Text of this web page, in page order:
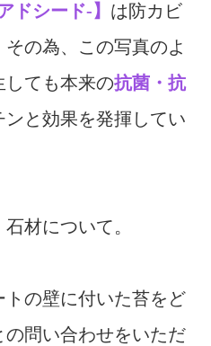
ドシード-】 は防カビ
の為、この写真のよ
しても本来の抗菌・抗
ンと効果を発揮してい
材について。
の壁に付いた苔をど
の問い合わせをいただ